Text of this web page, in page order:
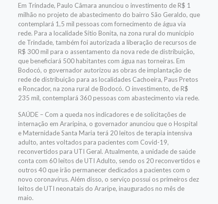
Em Trindade, Paulo Câmara anunciou o investimento de R$ 1
milhão no projeto de abastecimento do bairro São Geraldo, que
contemplará 1,5 mil pessoas com fornecimento de água via
rede. Para a localidade Sítio Bonita, na zona rural do município
de Trindade, também foi autorizada a liberação de recursos de
R$ 300 mil para o assentamento da nova rede de distribuição,
que beneficiará 500 habitantes com água nas torneiras. Em
Bodocó, o governador autorizou as obras de implantação de
rede de distribuição para as localidades Cachoeira, Paus Pretos
e Roncador, na zona rural de Bodocó. O investimento, de R$
235 mil, contemplará 360 pessoas com abastecimento via rede.
SAÚDE – Com a queda nos indicadores e de solicitações de
internação em Araripina, o governador anunciou que o Hospital
e Maternidade Santa Maria terá 20 leitos de terapia intensiva
adulto, antes voltados para pacientes com Covid-19,
reconvertidos para UTI Geral. Atualmente, a unidade de saúde
conta com 60 leitos de UTI Adulto, sendo os 20 reconvertidos e
outros 40 que irão permanecer dedicados a pacientes com o
novo coronavírus. Além disso, o serviço possui os primeiros dez
leitos de UTI neonatais do Araripe, inaugurados no mês de
maio.